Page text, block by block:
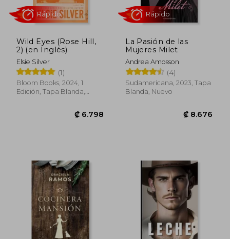
Wild Eyes (Rose Hill,
2) (en Inglés)
Elsie Silver
(1)
Bloom Books, 2024, 1
Edición, Tapa Blanda,
La Pasión de las
Mujeres Milet
Andrea Amosson
(4)
Sudamericana, 2023, Tapa
Blanda, Nuevo